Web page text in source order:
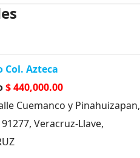
Col. Azteca
$ 440,000.00
Cuemanco y Pinahuizapan,
Veracruz-Llave,